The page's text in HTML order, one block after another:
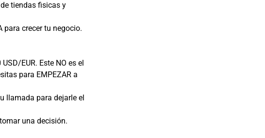
tiendas fisicas y
para crecer tu negocio.
EUR. Este NO es el
para EMPEZAR a
llamada para dejarle el
una decisión.